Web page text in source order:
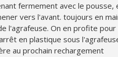
fermement avec le
vers l'avant. toujours en
l'agrafeuse. On en profite
en plastique sous
au prochain rechargement